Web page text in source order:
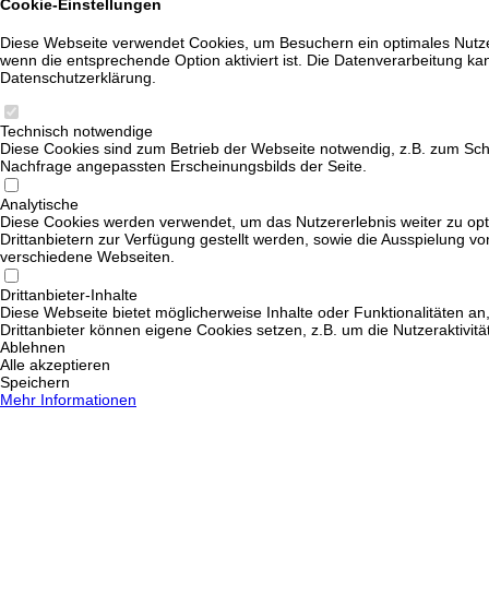
Cookie-Einstellungen
Diese Webseite verwendet Cookies, um Besuchern ein optimales
wenn die entsprechende Option aktiviert ist. Die Datenverarbeitung
Datenschutzerklärung.
Technisch notwendige
Diese Cookies sind zum Betrieb der Webseite notwendig, z.B. zum
Nachfrage angepassten Erscheinungsbilds der Seite.
Analytische
Diese Cookies werden verwendet, um das Nutzererlebnis weiter zu
Drittanbietern zur Verfügung gestellt werden, sowie die Ausspielung
verschiedene Webseiten.
Drittanbieter-Inhalte
Diese Webseite bietet möglicherweise Inhalte oder Funktionalitäten
Drittanbieter können eigene Cookies setzen, z.B. um die
Ablehnen
Alle akzeptieren
Speichern
Mehr Informationen